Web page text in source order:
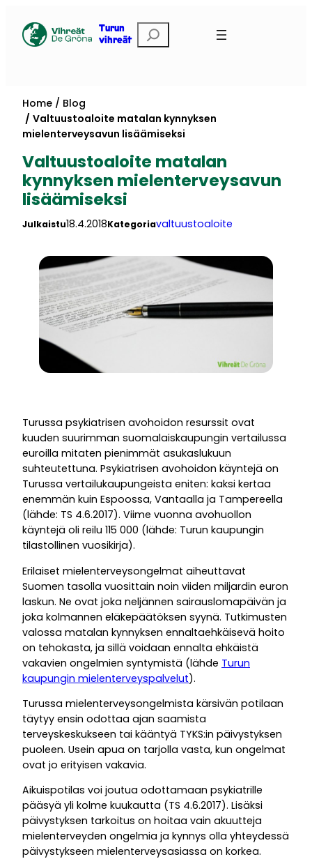
content
Turun
vihreät
Etsi
Home
Blog
Valtuustoaloite matalan kynnyksen
mielenterveysavun lisäämiseksi
Valtuustoaloite matalan
kynnyksen mielenterveysavun
lisäämiseksi
Julkaistu18.4.2018Kategoriavaltuustoaloite
Turussa psykiatrisen avohoidon resurssit ovat
kuuden suurimman suomalaiskaupungin vertailussa
euroilla mitaten pienimmät asukaslukuun
suhteutettuna. Psykiatrisen avohoidon käyntejä on
Turussa vertailukaupungeista eniten: kaksi kertaa
enemmän kuin Espoossa, Vantaalla ja Tampereella
(lähde: TS 4.6.2017). Viime vuonna avohuollon
käyntejä oli reilu 115 000 (lähde: Turun kaupungin
tilastollinen vuosikirja).
Erilaiset mielenterveysongelmat aiheuttavat
Suomen tasolla vuosittain noin viiden miljardin euron
laskun. Ne ovat joka neljännen sairauslomapäivän ja
joka kolmannen eläkepäätöksen syynä. Tutkimusten
valossa matalan kynnyksen ennaltaehkäisevä hoito
on tehokasta, ja sillä voidaan ennalta ehkäistä
vakavien ongelmien syntymistä (lähde Turun
kaupungin mielenterveyspalvelut).
Turussa mielenterveysongelmista kärsivän potilaan
täytyy ensin odottaa ajan saamista
terveyskeskukseen tai kääntyä TYKS:in päivystyksen
puoleen. Usein apua on tarjolla vasta, kun ongelmat
ovat jo erityisen vakavia.
Aikuispotilas voi joutua odottamaan psykiatrille
pääsyä yli kolme kuukautta (TS 4.6.2017). Lisäksi
päivystyksen tarkoitus on hoitaa vain akuutteja
mielenterveyden ongelmia ja kynnys olla yhteydessä
päivystykseen mielenterveysasiassa on korkea.